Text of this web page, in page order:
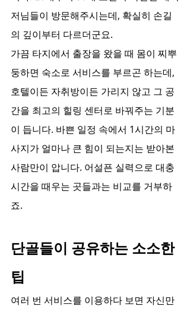
저님들이 방문해주시는데, 확실히 손길
의 깊이부터 다르더군요.
가끔 타지에서 출장을 왔을 때 몸이 찌뿌
둥하면 숙소로 서비스를 부르곤 하는데,
호텔이든 자취방이든 가리지 않고 그 공
간을 최고의 힐링 센터로 바꿔주는 기분
이 듭니다. 바쁜 일정 속에서 1시간의 마
사지가 얼마나 큰 힘이 되는지는 받아본
사람만이 압니다. 어설픈 실력으로 대충
시간을 때우는 곳들과는 비교를 거부하
죠.
단골들이 공유하는 소소한
팁
여러 번 서비스를 이용하다 보면 자신만